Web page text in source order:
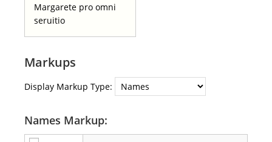
Margarete pro omni
seruitio
Markups
Display Markup Type:
Names Markup: